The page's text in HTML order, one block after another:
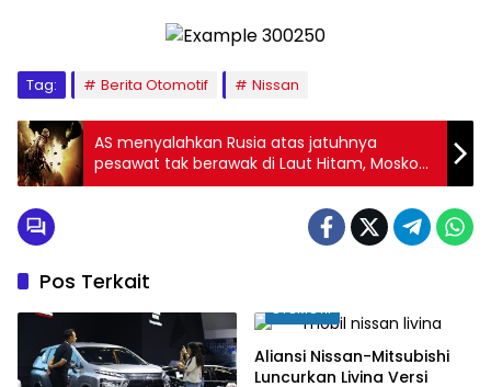
Tag: Berita Otomotif Nissan
AS menyalahkan Rusia atas jatuhnya
pesawat tak berawak di Laut Hitam, Moskow
menyangkal
Pos Terkait
OTOMOTIF
Aliansi Nissan-Mitsubishi
Luncurkan Livina Versi